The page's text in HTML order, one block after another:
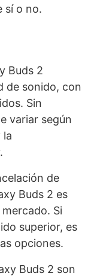
sí o no.
Buds 2
de sonido, con
Sin
variar según
la
de
Buds 2 es
Si
superior, es
opciones.
Buds 2 son